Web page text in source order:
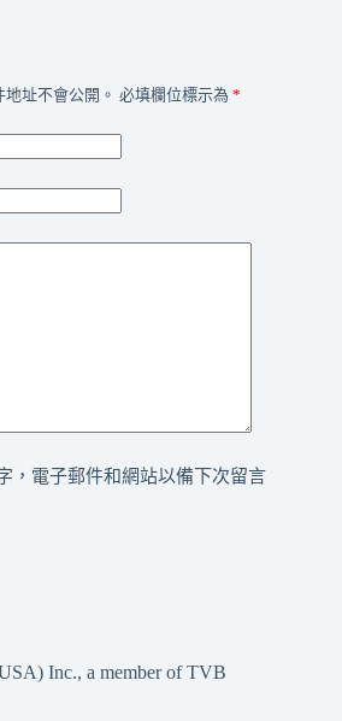
址不會公開。 必填欄位標示為 *
，電子郵件和網站以備下次留言
Inc., a member of TVB